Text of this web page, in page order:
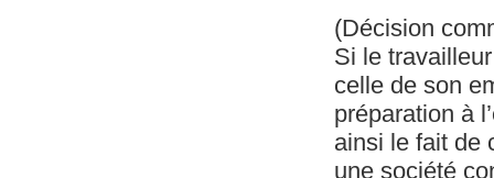
(Décision
Si le
celle de son
préparation à
ainsi le fait de
une société